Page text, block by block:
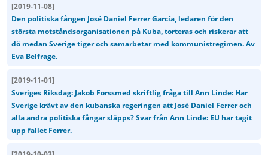
[2019-11-08]
Den politiska fången José Daniel Ferrer García, ledaren för den
största motståndsorganisationen på Kuba, torteras och riskerar att
dö medan Sverige tiger och samarbetar med kommunistregimen. Av
Eva Belfrage.
[2019-11-01]
Sveriges Riksdag: Jakob Forssmed skriftlig fråga till Ann Linde: Har
Sverige krävt av den kubanska regeringen att José Daniel Ferrer och
alla andra politiska fångar släpps? Svar från Ann Linde: EU har tagit
upp fallet Ferrer.